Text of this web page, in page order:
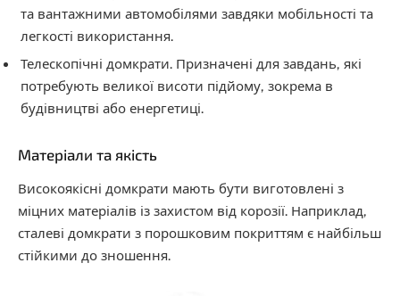
та вантажними автомобілями завдяки мобільності та
легкості використання.
Телескопічні домкрати. Призначені для завдань, які
потребують великої висоти підйому, зокрема в
будівництві або енергетиці.
Матеріали та якість
Високоякісні домкрати мають бути виготовлені з
міцних матеріалів із захистом від корозії. Наприклад,
сталеві домкрати з порошковим покриттям є найбільш
стійкими до зношення.